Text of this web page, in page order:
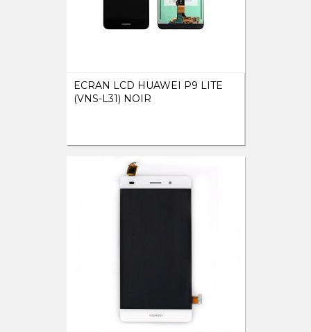
ECRAN LCD HUAWEI P9 LITE
(VNS-L31) NOIR